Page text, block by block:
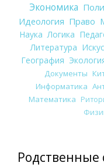
Экономика
Идеология Право
Наука Логика
Литература
География
Документы
Информатика
Математика
Родственные